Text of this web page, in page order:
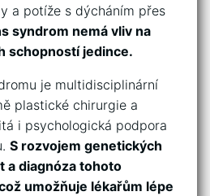
a potíže s dýcháním přes
​syndrom nemá⁢ vliv ⁣na
schopností ⁢jedince.
je multidisciplinární
plastické ​chirurgie a
i psychologická podpora
S rozvojem genetických ​
‍a diagnóza tohoto
umožňuje lékařům lépe‌